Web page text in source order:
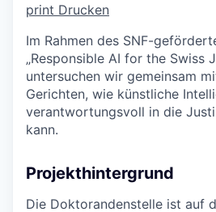
print Drucken
Im Rahmen des SNF-
„Responsible AI for the Swiss
untersuchen wir gemeinsam
Gerichten, wie künstliche
verantwortungsvoll in die
kann.
Projekthintergrund
Die Doktorandenstelle ist auf